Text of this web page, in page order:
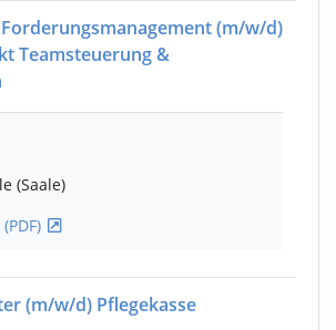
(m/w/d)
Teamsteuerung &
(Saale)
(m/w/d) Pflegekasse